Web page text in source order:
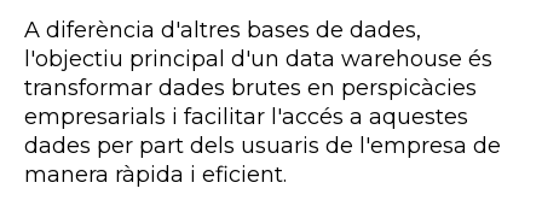
A diferència d'altres bases de dades,
l'objectiu principal d'un data warehouse és
transformar dades brutes en perspicàcies
empresarials i facilitar l'accés a aquestes
dades per part dels usuaris de l'empresa de
manera ràpida i eficient.